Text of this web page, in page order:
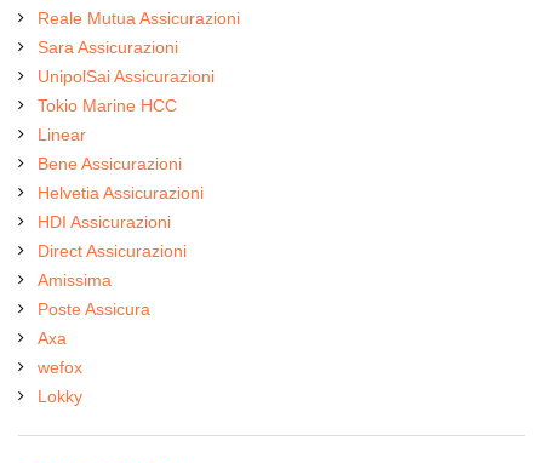
Reale Mutua Assicurazioni
Sara Assicurazioni
UnipolSai Assicurazioni
Tokio Marine HCC
Linear
Bene Assicurazioni
Helvetia Assicurazioni
HDI Assicurazioni
Direct Assicurazioni
Amissima
Poste Assicura
Axa
wefox
Lokky